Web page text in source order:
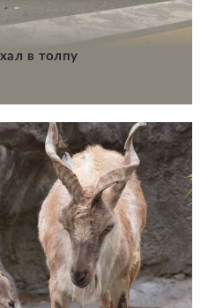
в толпу